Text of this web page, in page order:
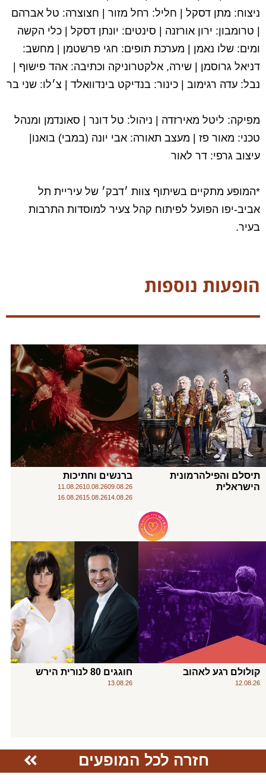
ניצוח: מתן דסקל | חליל: רחל מזור | חצוצרה: טל אברהם
| טרומבון: ירון אורזנה | סינטים: יונתן דסקל | כלי הקשה
ומים: שלו נאמן | מערכת תופים: חגי פרשטמן | מחשב:
דניאל גרוסמן | שירה, אלקטרוניקה וכתיבה: אהד פישוף |
נבל: עדה רגימוב | כינור: בנדיקט בינדוואלד | צ׳לו: שני בר
מפיקה: ליטל מאירזדה | ניהול: טל דונר | סאונדמן ומנהל
טכני: מאור פז | מעצב תאורה: אבי יונה (במבי) בואנו|
עיצוב גרפי: דר לאור
*המופע מתקיים בשיתוף צוות ׳דבק׳ של עיריית תל
אביב-יפו הפועל לפיתוח קהל צעיר למוסדות התרבות
בעיר.
הופעות נוספות
תיסלם והפילהרמונית
הישראלית
ברנשים וחתיכות
09.08.26
10.08.26
11.08.26
14.08.26
15.08.26
16.08.26
קולולם רגע לאהוב
12.08.26
חוגגים 80 לנורית הירש
13.08.26
חזרה לכל המופעים